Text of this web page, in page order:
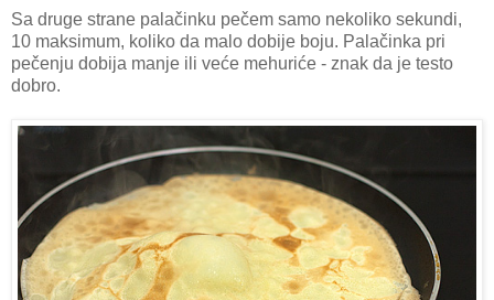
Sa druge strane palačinku pečem samo nekoliko sekundi,
10 maksimum, koliko da malo dobije boju. Palačinka pri
pečenju dobija manje ili veće mehuriće - znak da je testo
dobro.